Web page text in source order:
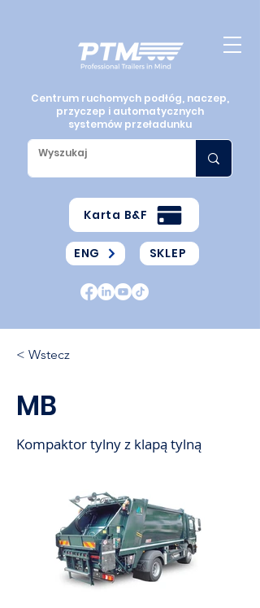
Centrum ruchomych podłóg, naczep,
przyczep i automatycznych
systemów przeładunku
Karta B&F
ENG SKLEP
< Wstecz
MB
Kompaktor tylny z klapą tylną